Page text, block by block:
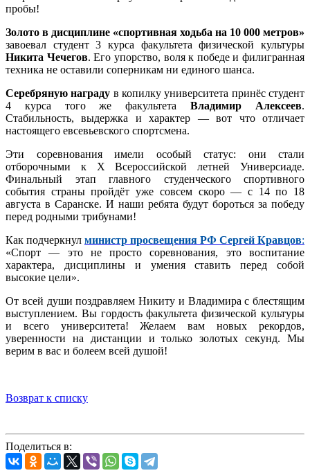
пробы!
Золото в дисциплине «спортивная ходьба на 10 000 метров»
завоевал студент 3 курса факультета физической культуры
Никита Чечегов. Его упорство, воля к победе и филигранная
техника не оставили соперникам ни единого шанса.
Серебряную награду в копилку университета принёс студент
4 курса того же факультетаВладимир Алексеев.
Стабильность, выдержка и характер — вот что отличает
настоящего евсевьевского спортсмена.
Эти соревнования имели особый статус: они стали
отборочными к Х Всероссийской летней Универсиаде.
Финальный этап главного студенческого спортивного
события страны пройдёт уже совсем скоро — с 14 по 18
августа в Саранске. И наши ребята будут бороться за победу
перед родными трибунами!
Как подчеркнул министр просвещения РФ Сергей Кравцов:
«Спорт — это не просто соревнования, это воспитание
характера, дисциплины и умения ставить перед собой
высокие цели».
От всей души поздравляем Никиту и Владимира с блестящим
выступлением. Вы гордость факультета физической культуры
и всего университета! Желаем вам новых рекордов,
уверенности на дистанции и только золотых секунд. Мы
верим в вас и болеем всей душой!
Возврат к списку
Поделиться в: